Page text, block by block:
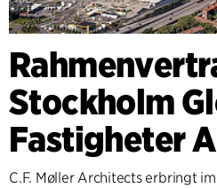
Stockholm
Fastigheter
C.F. Møller Architects erbringt